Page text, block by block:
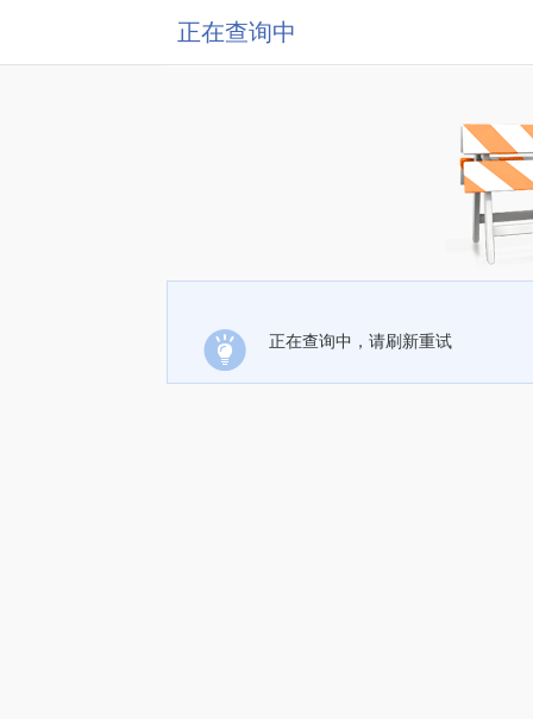
正在查询中
正在查询中，请刷新重试